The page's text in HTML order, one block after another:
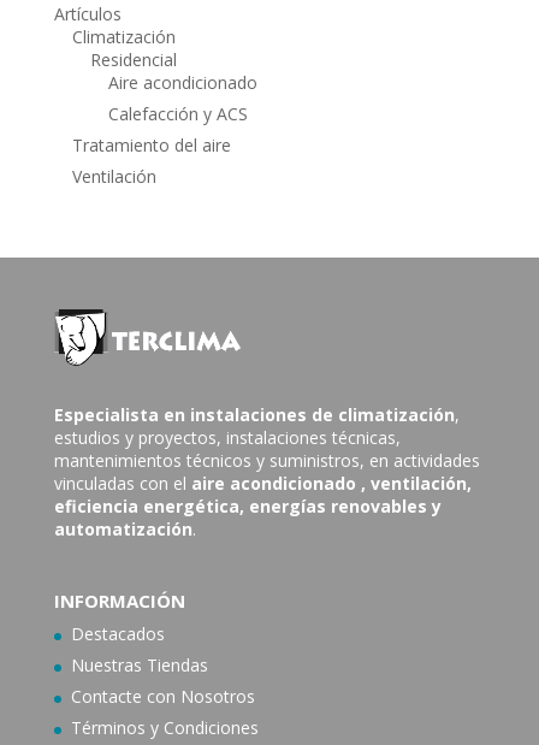
Artículos
Climatización
Residencial
Aire acondicionado
Calefacción y ACS
Tratamiento del aire
Ventilación
Especialista en instalaciones de climatización,
estudios y proyectos, instalaciones técnicas,
mantenimientos técnicos y suministros, en actividades
vinculadas con el aire acondicionado , ventilación,
eficiencia energética, energías renovables y
automatización.
INFORMACIÓN
Destacados
Nuestras Tiendas
Contacte con Nosotros
Términos y Condiciones